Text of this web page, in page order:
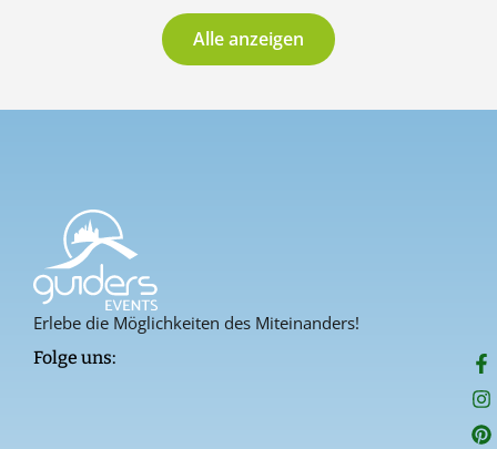
Alle anzeigen
Erlebe die Möglichkeiten des Miteinanders!
Folge uns: F
a
c
e
b
I
n
s
t
a
P
i
n
t
e